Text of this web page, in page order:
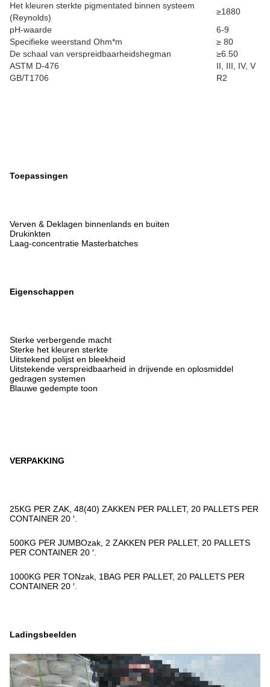
Het kleuren sterkte pigmentated binnen systeem
(Reynolds)
≥1880
pH-waarde
6-9
Specifieke weerstand Ohm*m
≥ 80
De schaal van verspreidbaarheidshegman
≥6.50
ASTM D-476
II, III, IV, V
GB/T1706
R2
Toepassingen
Verven & Deklagen binnenlands en buiten
Drukinkten
Laag-concentratie Masterbatches
Eigenschappen
Sterke verbergende macht
Sterke het kleuren sterkte
Uitstekend polijst en bleekheid
Uitstekende verspreidbaarheid in drijvende en oplosmiddel
gedragen systemen
Blauwe gedempte toon
VERPAKKING
25KG PER ZAK, 48(40) ZAKKEN PER PALLET, 20 PALLETS PER
CONTAINER 20 ′.
500KG PER JUMBOzak, 2 ZAKKEN PER PALLET, 20 PALLETS
PER CONTAINER 20 ′.
1000KG PER TONzak, 1BAG PER PALLET, 20 PALLETS PER
CONTAINER 20 ′.
Ladingsbeelden